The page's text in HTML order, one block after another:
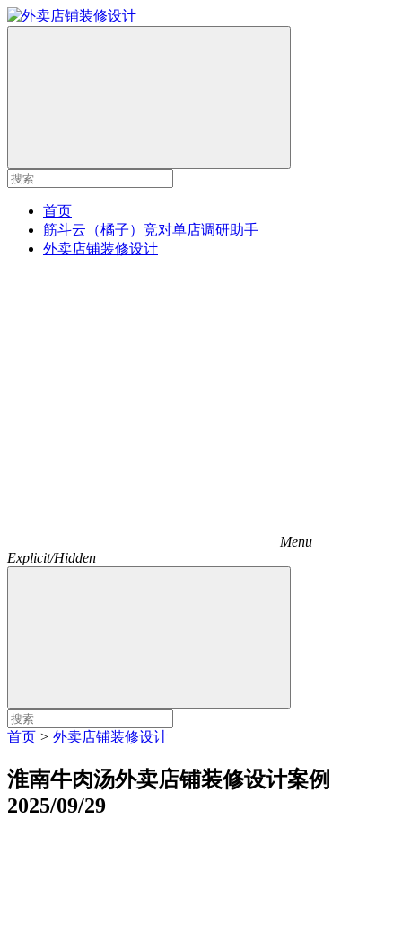
首页
筋斗云（橘子）竞对单店调研助手
外卖店铺装修设计
Menu
Explicit/Hidden
首页 > 外卖店铺装修设计
淮南牛肉汤外卖店铺装修设计案例
2025/09/29